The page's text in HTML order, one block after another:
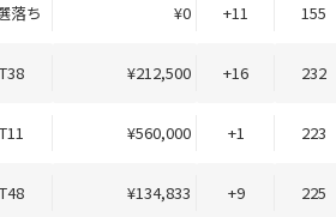
落ち ¥0 +11 155
T38 ¥212,500 +16 232
T11 ¥560,000 +1 223
T48 ¥134,833 +9 225